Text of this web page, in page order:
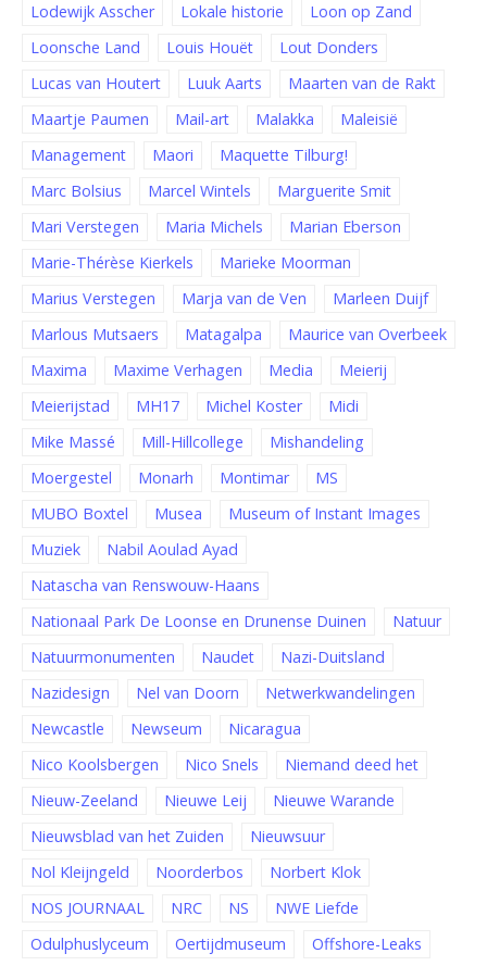
Lodewijk Asscher
Lokale historie
Loon op Zand
Loonsche Land
Louis Houët
Lout Donders
Lucas van Houtert
Luuk Aarts
Maarten van de Rakt
Maartje Paumen
Mail-art Malakka
Maleisië
Management
Maori
Maquette Tilburg!
Marc Bolsius
Marcel Wintels
Marguerite Smit
Mari Verstegen
Maria Michels
Marian Eberson
Marie-Thérèse Kierkels
Marieke Moorman
Marius Verstegen
Marja van de Ven
Marleen Duijf
Marlous Mutsaers
Matagalpa
Maurice van Overbeek
Maxima
Maxime Verhagen Media
Meierij
Meierijstad
MH17 Michel Koster
Midi
Mike Massé
Mill-Hillcollege
Mishandeling
Moergestel
Monarh Montimar
MS
MUBO Boxtel
Musea
Museum of Instant Images
Muziek
Nabil Aoulad Ayad
Natascha van Renswouw-Haans
Nationaal Park De Loonse en Drunense Duinen
Natuur
Natuurmonumenten
Naudet
Nazi-Duitsland
Nazidesign
Nel van Doorn
Netwerkwandelingen
Newcastle
Newseum
Nicaragua
Nico Koolsbergen
Nico Snels
Niemand deed het
Nieuw-Zeeland
Nieuwe Leij
Nieuwe Warande
Nieuwsblad van het Zuiden
Nieuwsuur
Nol Kleijngeld
Noorderbos
Norbert Klok
NOS JOURNAAL
NRC NS
NWE Liefde
Odulphuslyceum
Oertijdmuseum
Offshore-Leaks